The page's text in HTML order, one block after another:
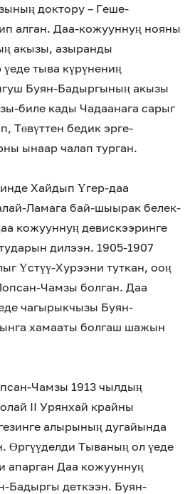
доктору – Геше-
алган. Даа-кожууннуң нояны
акызы, азыранды
тыва күрүнениң
Буян-Бадыргының акызы
биле кады Чадаанага сарыг
бедик эрге-
ынаар чалап турган.
Хайдып Үгер-даа
Ламага бай-шыырак белек-
кожууннуң девискээринге
дилээн. 1905-1907
Үстүү-Хурээни туткан, ооң
Чамзы болган. Даа
чагырыкчызы Буян-
хамааты болгаш шажын
Чамзы 1913 чылдың
II Урянхай крайны
алырының дугайында
Өргүүделди Тываның ол үеде
апарган Даа кожууннуң
Бадыргы деткээн. Буян-